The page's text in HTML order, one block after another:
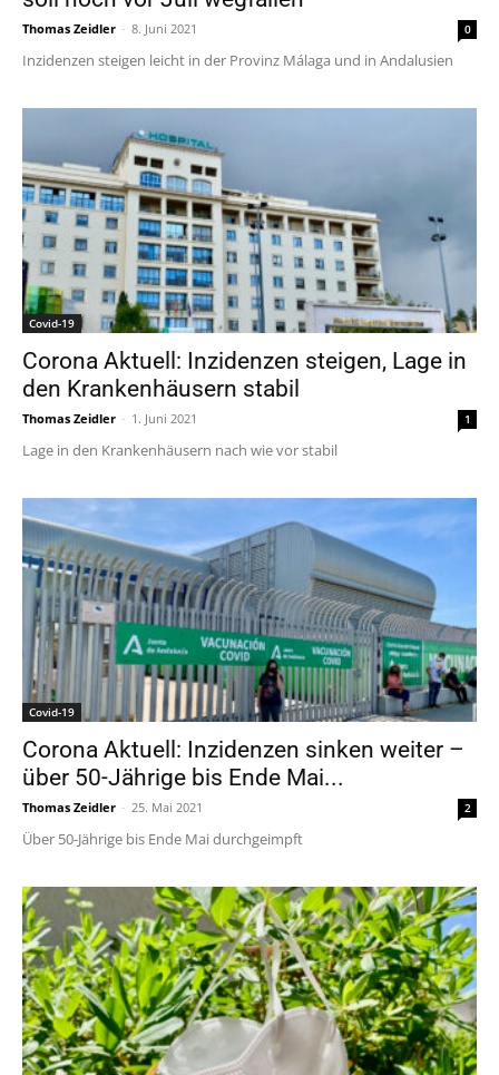
Thomas Zeidler - 8. Juni 2021 0
Inzidenzen steigen leicht in der Provinz Málaga und in Andalusien
Covid-19
Corona Aktuell: Inzidenzen steigen, Lage in
den Krankenhäusern stabil
Thomas Zeidler - 1. Juni 2021 1
Lage in den Krankenhäusern nach wie vor stabil
Covid-19
Corona Aktuell: Inzidenzen sinken weiter –
über 50-Jährige bis Ende Mai...
Thomas Zeidler - 25. Mai 2021 2
Über 50-Jährige bis Ende Mai durchgeimpft